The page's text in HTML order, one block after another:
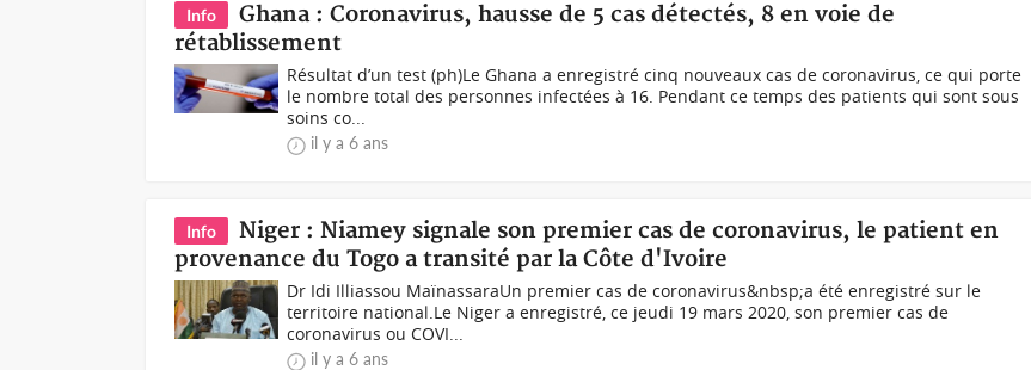
Info
Ghana : Coronavirus, hausse de 5 cas détectés, 8 en voie de
rétablissement
Résultat d’un test (ph)Le Ghana a enregistré cinq nouveaux cas de coronavirus, ce qui porte
le nombre total des personnes infectées à 16. Pendant ce temps des patients qui sont sous
soins co...
il y a 6 ans
Info
Niger : Niamey signale son premier cas de coronavirus, le patient en
provenance du Togo a transité par la Côte d'Ivoire
Dr Idi Illiassou MaïnassaraUn premier cas de coronavirus&nbsp;a été enregistré sur le
territoire national.Le Niger a enregistré, ce jeudi 19 mars 2020, son premier cas de
coronavirus ou COVI...
il y a 6 ans